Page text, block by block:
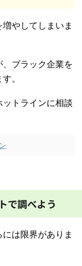
やしてしまいま
ブラック企業を
。
トラインに相談
で調べよう
は限界がありま